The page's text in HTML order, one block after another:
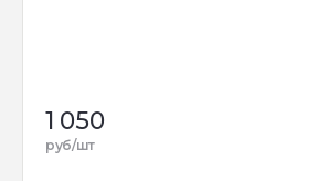
1 050
руб/шт